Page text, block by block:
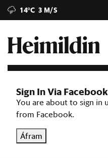
14°C 3 M/S
Sign In Via Facebook
You are about to sign in
from Facebook.
Áfram